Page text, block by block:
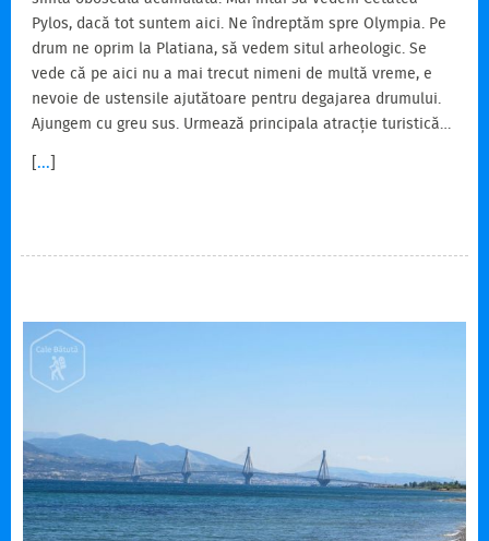
Pylos, dacă tot suntem aici. Ne îndreptăm spre Olympia. Pe
drum ne oprim la Platiana, să vedem situl arheologic. Se
vede că pe aici nu a mai trecut nimeni de multă vreme, e
nevoie de ustensile ajutătoare pentru degajarea drumului.
Ajungem cu greu sus. Urmează principala atracție turistică…
[...]